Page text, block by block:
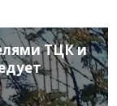
ТЦК и